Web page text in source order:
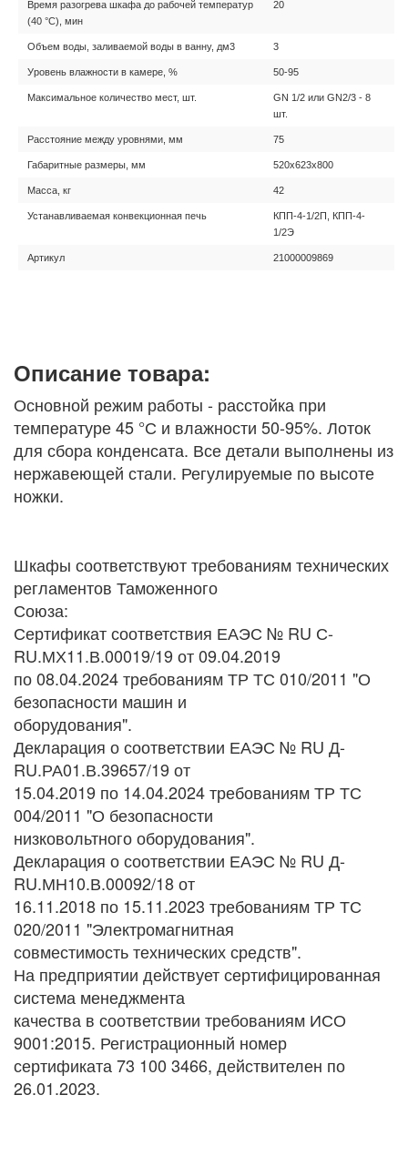
Время разогрева шкафа до рабочей температур
(40 °С), мин
20
Объем воды, заливаемой воды в ванну, дм3 3
Уровень влажности в камере, % 50-95
Максимальное количество мест, шт.
GN 1/2 или GN2/3 - 8
шт.
Расстояние между уровнями, мм 75
Габаритные размеры, мм 520х623х800
Масса, кг 42
Устанавливаемая конвекционная печь
КПП-4-1/2П, КПП-4-
1/2Э
Артикул 21000009869
Описание товара:
Основной режим работы - расстойка при
температуре 45 °С и влажности 50-95%. Лоток
для сбора конденсата. Все детали выполнены из
нержавеющей стали. Регулируемые по высоте
ножки.
Шкафы соответствуют требованиям технических
регламентов Таможенного
Союза:
Сертификат соответствия ЕАЭС № RU С-
RU.МХ11.В.00019/19 от 09.04.2019
по 08.04.2024 требованиям ТР ТС 010/2011 "О
безопасности машин и
оборудования".
Декларация о соответствии ЕАЭС № RU Д-
RU.РА01.В.39657/19 от
15.04.2019 по 14.04.2024 требованиям ТР ТС
004/2011 "О безопасности
низковольтного оборудования".
Декларация о соответствии ЕАЭС № RU Д-
RU.МН10.В.00092/18 от
16.11.2018 по 15.11.2023 требованиям ТР ТС
020/2011 "Электромагнитная
совместимость технических средств".
На предприятии действует сертифицированная
система менеджмента
качества в соответствии требованиям ИСО
9001:2015. Регистрационный номер
сертификата 73 100 3466, действителен по
26.01.2023.